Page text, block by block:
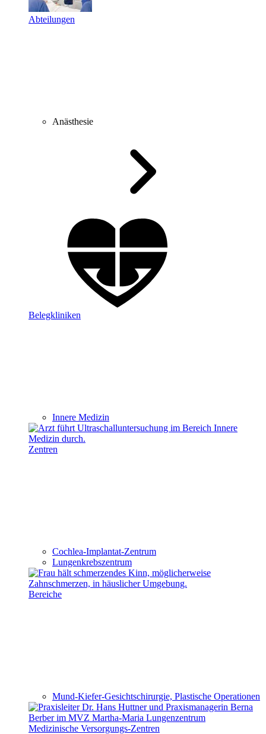
Abteilungen
Anästhesie
Belegkliniken
Innere Medizin
Zentren
Cochlea-Implantat-Zentrum
Lungenkrebszentrum
Bereiche
Mund-Kiefer-Gesichtschirurgie, Plastische Operationen
Medizinische Versorgungs-Zentren